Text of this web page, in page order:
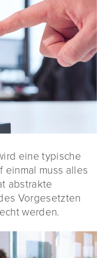
eine typische
muss alles
abstrakte
Vorgesetzten
werden.